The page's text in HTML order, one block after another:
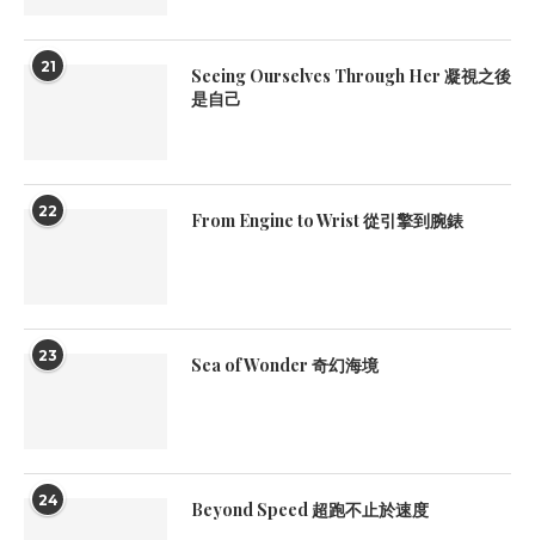
21
Seeing Ourselves Through Her 凝視之後
是自己
22 From Engine to Wrist 從引擎到腕錶
23 Sea of Wonder 奇幻海境
24 Beyond Speed 超跑不止於速度